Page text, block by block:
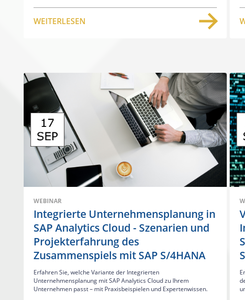
WEITERLESEN
WEBINAR
Integrierte Unternehmensplanung in
SAP Analytics Cloud - Szenarien und
Projekterfahrung des
Zusammenspiels mit SAP S/4HANA
Erfahren Sie, welche Variante der Integrierten
Unternehmensplanung mit SAP Analytics Cloud zu Ihrem
Unternehmen passt – mit Praxisbeispielen und Expertenwissen.